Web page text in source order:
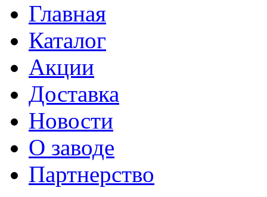
Главная
Каталог
Акции
Доставка
Новости
О заводе
Партнерство